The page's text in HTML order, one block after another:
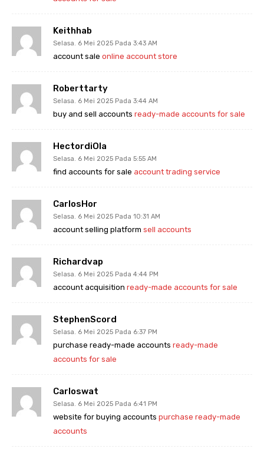
Keithhab
Selasa. 6 Mei 2025 Pada 3:43 AM
account sale online account store
Roberttarty
Selasa. 6 Mei 2025 Pada 3:44 AM
buy and sell accounts ready-made accounts for sale
HectordiOla
Selasa. 6 Mei 2025 Pada 5:55 AM
find accounts for sale account trading service
CarlosHor
Selasa. 6 Mei 2025 Pada 10:31 AM
account selling platform sell accounts
Richardvap
Selasa. 6 Mei 2025 Pada 4:44 PM
account acquisition ready-made accounts for sale
StephenScord
Selasa. 6 Mei 2025 Pada 6:37 PM
purchase ready-made accounts ready-made
accounts for sale
Carloswat
Selasa. 6 Mei 2025 Pada 6:41 PM
website for buying accounts purchase ready-made
accounts